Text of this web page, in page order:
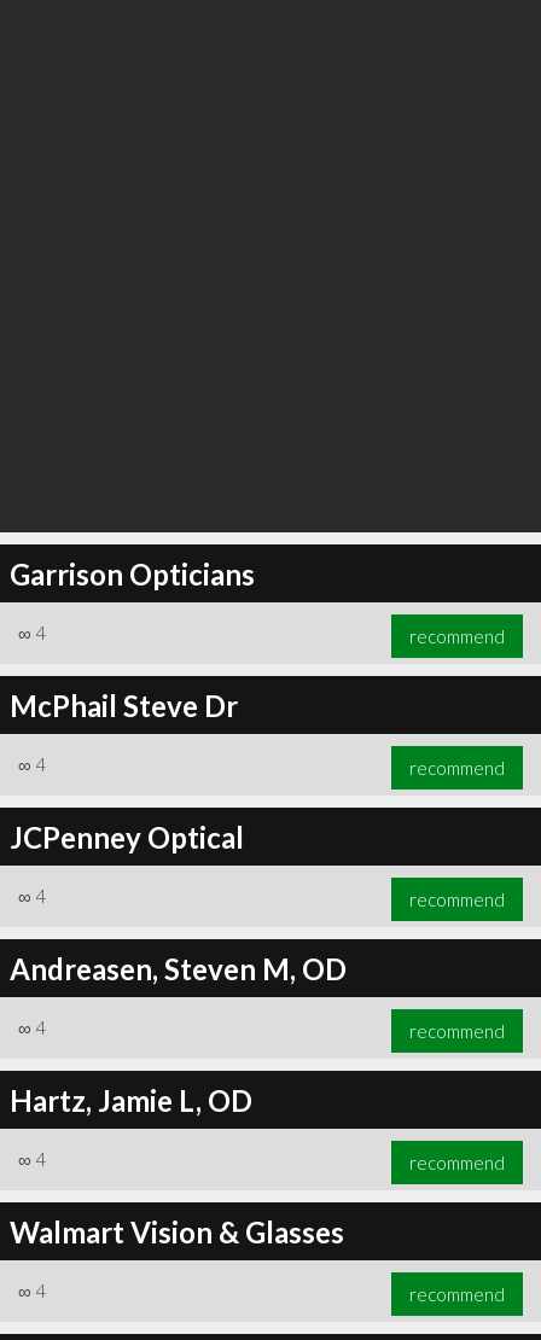
Garrison Opticians
∞ 4 recommend
McPhail Steve Dr
∞ 4 recommend
JCPenney Optical
∞ 4 recommend
Andreasen, Steven M, OD
∞ 4 recommend
Hartz, Jamie L, OD
∞ 4 recommend
Walmart Vision & Glasses
∞ 4 recommend